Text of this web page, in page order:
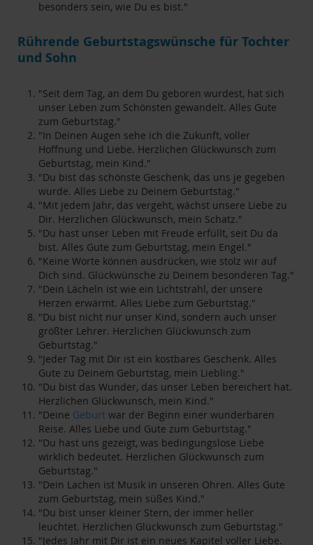
besonders sein, wie Du es bist."
Rührende Geburtstagswünsche für Tochter
und Sohn
"Seit dem Tag, an dem Du geboren wurdest, hat sich
unser Leben zum Schönsten gewandelt. Alles Gute
zum Geburtstag."
"In Deinen Augen sehe ich die Zukunft, voller
Hoffnung und Liebe. Herzlichen Glückwunsch zum
Geburtstag, mein Kind."
"Du bist das schönste Geschenk, das uns je gegeben
wurde. Alles Liebe zu Deinem Geburtstag."
"Mit jedem Jahr, das vergeht, wächst unsere Liebe zu
Dir. Herzlichen Glückwunsch, mein Schatz."
"Du hast unser Leben mit Freude erfüllt, seit Du da
bist. Alles Gute zum Geburtstag, mein Engel."
"Keine Worte können ausdrücken, wie stolz wir auf
Dich sind. Glückwünsche zu Deinem besonderen Tag."
"Dein Lächeln ist wie ein Lichtstrahl, der unsere
Herzen erwärmt. Alles Liebe zum Geburtstag."
"Du bist nicht nur unser Kind, sondern auch unser
größter Lehrer. Herzlichen Glückwunsch zum
Geburtstag."
"Jeder Tag mit Dir ist ein kostbares Geschenk. Alles
Gute zu Deinem Geburtstag, mein Liebling."
"Du bist das Wunder, das unser Leben bereichert hat.
Herzlichen Glückwunsch, mein Kind."
"Deine Geburt war der Beginn einer wunderbaren
Reise. Alles Liebe und Gute zum Geburtstag."
"Du hast uns gezeigt, was bedingungslose Liebe
wirklich bedeutet. Herzlichen Glückwunsch zum
Geburtstag."
"Dein Lachen ist Musik in unseren Ohren. Alles Gute
zum Geburtstag, mein süßes Kind."
"Du bist unser kleiner Stern, der immer heller
leuchtet. Herzlichen Glückwunsch zum Geburtstag."
"Jedes Jahr mit Dir ist ein neues Kapitel voller Liebe.